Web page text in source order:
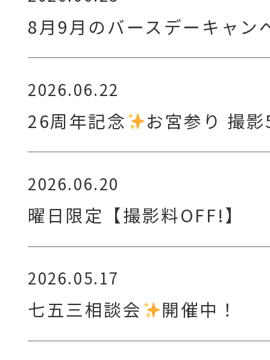
8月9月のバースデーキャン
2026.06.22
26周年記念 お宮参り 撮
2026.06.20
曜日限定【撮影料OFF!】
2026.05.17
七五三相談会 開催中！